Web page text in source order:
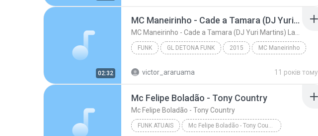
02:32
MC Maneirinho - Cade a Tamara (DJ Yuri Martins) Lançamento Oficial 2015
FUNK GL DETONA FUNK 2015 MC Maneirinho
victor_araruama 11 років тому
Mc Felipe Boladão - Tony Country
Mc Felipe Boladão - Tony Country
FUNK ATUAIS Mc Felipe Boladão - Tony Country